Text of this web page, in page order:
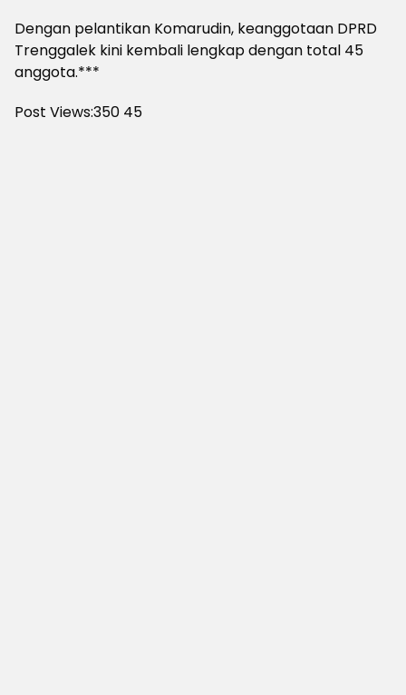
Dengan pelantikan Komarudin, keanggotaan DPRD
Trenggalek kini kembali lengkap dengan total 45
anggota.***
Post Views:350 45